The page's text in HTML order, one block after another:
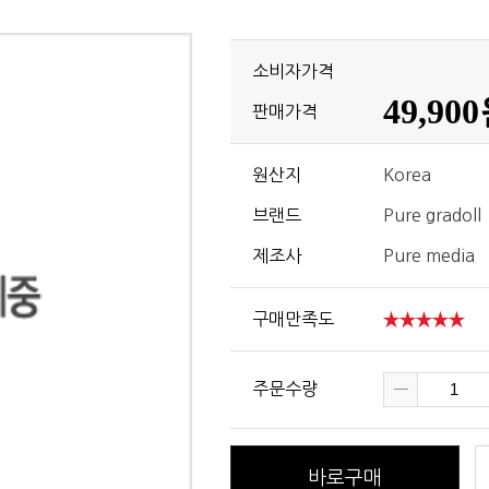
소비자가격
판매가격 49,900
원산지 Korea
브랜드 Pure gradoll
제조사 Pure media
구매만족도
주문수량
바로구매